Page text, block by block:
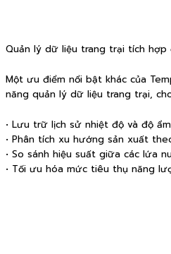
Quản lý dữ liệu trang trại tích
Một ưu điểm nổi bật khác của
năng quản lý dữ liệu trang trại,
• Lưu trữ lịch sử nhiệt độ và độ ẩm
• Phân tích xu hướng sản xuất
• So sánh hiệu suất giữa các lứa
• Tối ưu hóa mức tiêu thụ năng